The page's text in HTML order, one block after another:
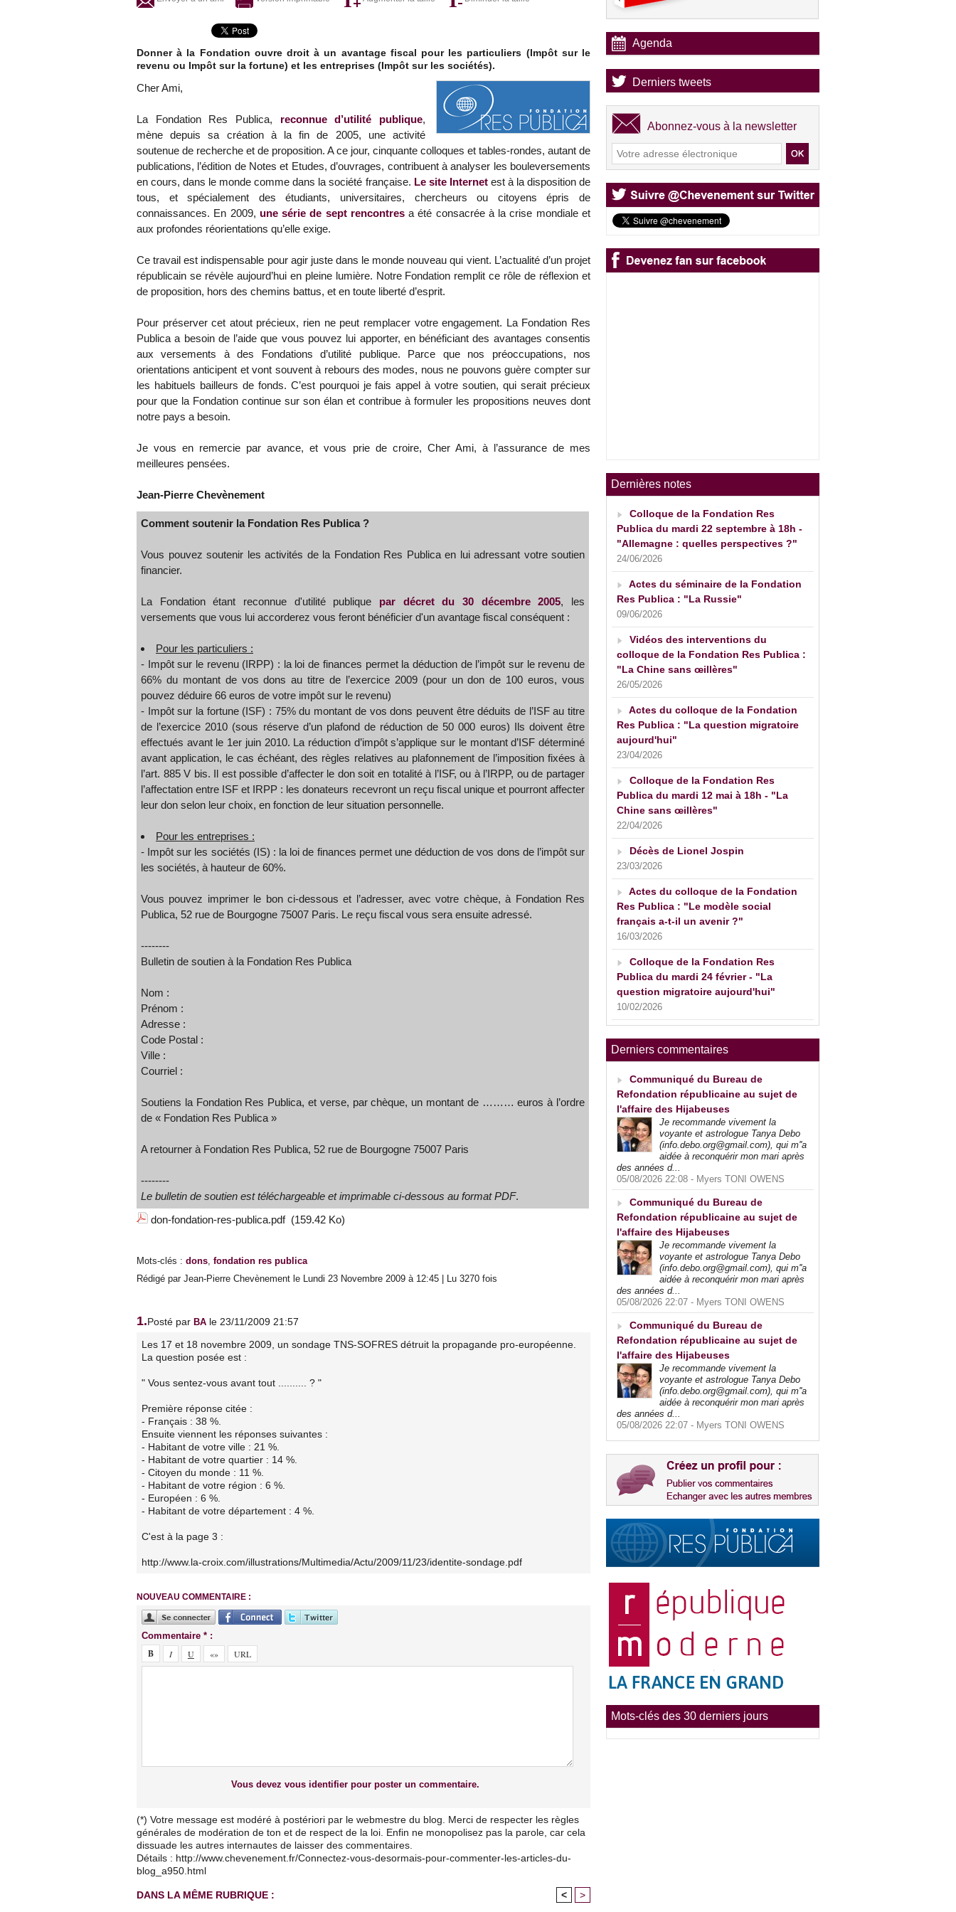
Donner à la Fondation ouvre droit à un avantage fiscal pour les particuliers (Impôt sur le
revenu ou Impôt sur la fortune) et les entreprises (Impôt sur les sociétés).
Cher Ami,
La Fondation Res Publica, reconnue d’utilité publique,
mène depuis sa création à la fin de 2005, une activité
soutenue de recherche et de proposition. A ce jour, cinquante colloques et tables-rondes, autant de
publications, l’édition de Notes et Etudes, d’ouvrages, contribuent à analyser les bouleversements
en cours, dans le monde comme dans la société française. Le site Internetest à la disposition de
tous, et spécialement des étudiants, universitaires, chercheurs ou citoyens épris de
connaissances. En 2009, une série de sept rencontresa été consacrée à la crise mondiale et
aux profondes réorientations qu’elle exige.
Ce travail est indispensable pour agir juste dans le monde nouveau qui vient. L’actualité d’un projet
républicain se révèle aujourd’hui en pleine lumière. Notre Fondation remplit ce rôle de réflexion et
de proposition, hors des chemins battus, et en toute liberté d’esprit.
Pour préserver cet atout précieux, rien ne peut remplacer votre engagement. La Fondation Res
Publica a besoin de l’aide que vous pouvez lui apporter, en bénéficiant des avantages consentis
aux versements à des Fondations d’utilité publique. Parce que nos préoccupations, nos
orientations anticipent et vont souvent à rebours des modes, nous ne pouvons guère compter sur
les habituels bailleurs de fonds. C’est pourquoi je fais appel à votre soutien, qui serait précieux
pour que la Fondation continue sur son élan et contribue à formuler les propositions neuves dont
notre pays a besoin.
Je vous en remercie par avance, et vous prie de croire, Cher Ami, à l’assurance de mes
meilleures pensées.
Jean-Pierre Chevènement
Comment soutenir la Fondation Res Publica ?
Vous pouvez soutenir les activités de la Fondation Res Publica en lui adressant votre soutien
financier.
La Fondation étant reconnue d'utilité publique par décret du 30 décembre 2005, les
versements que vous lui accorderez vous feront bénéficier d'un avantage fiscal conséquent :
Pour les particuliers :
- Impôt sur le revenu (IRPP) : la loi de finances permet la déduction de l’impôt sur le revenu de
66% du montant de vos dons au titre de l’exercice 2009 (pour un don de 100 euros, vous
pouvez déduire 66 euros de votre impôt sur le revenu)
- Impôt sur la fortune (ISF) : 75% du montant de vos dons peuvent être déduits de l’ISF au titre
de l’exercice 2010 (sous réserve d’un plafond de réduction de 50 000 euros) Ils doivent être
effectués avant le 1er juin 2010. La réduction d’impôt s’applique sur le montant d’ISF déterminé
avant application, le cas échéant, des règles relatives au plafonnement de l’imposition fixées à
l’art. 885 V bis. Il est possible d’affecter le don soit en totalité à l’ISF, ou à l’IRPP, ou de partager
l’affectation entre ISF et IRPP : les donateurs recevront un reçu fiscal unique et pourront affecter
leur don selon leur choix, en fonction de leur situation personnelle.
Pour les entreprises :
- Impôt sur les sociétés (IS) : la loi de finances permet une déduction de vos dons de l’impôt sur
les sociétés, à hauteur de 60%.
Vous pouvez imprimer le bon ci-dessous et l’adresser, avec votre chèque, à Fondation Res
Publica, 52 rue de Bourgogne 75007 Paris. Le reçu fiscal vous sera ensuite adressé.
--------
Bulletin de soutien à la Fondation Res Publica
Nom :
Prénom :
Adresse :
Code Postal :
Ville :
Courriel :
Soutiens la Fondation Res Publica, et verse, par chèque, un montant de ……… euros à l’ordre
de « Fondation Res Publica »
A retourner à Fondation Res Publica, 52 rue de Bourgogne 75007 Paris
--------
Le bulletin de soutien est téléchargeable et imprimable ci-dessous au format PDF.
don-fondation-res-publica.pdf (159.42 Ko)
Mots-clés : dons, fondation res publica
Rédigé par Jean-Pierre Chevènement le Lundi 23 Novembre 2009 à 12:45 | Lu 3270 fois
1.Posté par BA le 23/11/2009 21:57
Les 17 et 18 novembre 2009, un sondage TNS-SOFRES détruit la propagande pro-européenne.
La question posée est :
" Vous sentez-vous avant tout .......... ? "
Première réponse citée :
- Français : 38 %.
Ensuite viennent les réponses suivantes :
- Habitant de votre ville : 21 %.
- Habitant de votre quartier : 14 %.
- Citoyen du monde : 11 %.
- Habitant de votre région : 6 %.
- Européen : 6 %.
- Habitant de votre département : 4 %.
C'est à la page 3 :
http://www.la-croix.com/illustrations/Multimedia/Actu/2009/11/23/identite-sondage.pdf
NOUVEAU COMMENTAIRE :
Commentaire * :
Vous devez vous identifier pour poster un commentaire.
(*) Votre message est modéré à postériori par le webmestre du blog. Merci de respecter les règles
générales de modération de ton et de respect de la loi. Enfin ne monopolisez pas la parole, car cela
dissuade les autres internautes de laisser des commentaires.
Détails : http://www.chevenement.fr/Connectez-vous-desormais-pour-commenter-les-articles-du-
blog_a950.html
DANS LA MÊME RUBRIQUE : < >
Agenda
Derniers tweets
Abonnez-vous à la newsletter
Dernières notes
Colloque de la Fondation Res
Publica du mardi 22 septembre à 18h -
"Allemagne : quelles perspectives ?"
24/06/2026
Actes du séminaire de la Fondation
Res Publica : "La Russie"
09/06/2026
Vidéos des interventions du
colloque de la Fondation Res Publica :
"La Chine sans œillères"
26/05/2026
Actes du colloque de la Fondation
Res Publica : "La question migratoire
aujourd'hui"
23/04/2026
Colloque de la Fondation Res
Publica du mardi 12 mai à 18h - "La
Chine sans œillères"
22/04/2026
Décès de Lionel Jospin
23/03/2026
Actes du colloque de la Fondation
Res Publica : "Le modèle social
français a-t-il un avenir ?"
16/03/2026
Colloque de la Fondation Res
Publica du mardi 24 février - "La
question migratoire aujourd'hui"
10/02/2026
Derniers commentaires
Communiqué du Bureau de
Refondation républicaine au sujet de
l'affaire des Hijabeuses
Je recommande vivement la
voyante et astrologue Tanya Debo
(info.debo.org@gmail.com), qui m''a
aidée à reconquérir mon mari après
des années d...
05/08/2026 22:08 - Myers TONI OWENS
Communiqué du Bureau de
Refondation républicaine au sujet de
l'affaire des Hijabeuses
Je recommande vivement la
voyante et astrologue Tanya Debo
(info.debo.org@gmail.com), qui m''a
aidée à reconquérir mon mari après
des années d...
05/08/2026 22:07 - Myers TONI OWENS
Communiqué du Bureau de
Refondation républicaine au sujet de
l'affaire des Hijabeuses
Je recommande vivement la
voyante et astrologue Tanya Debo
(info.debo.org@gmail.com), qui m''a
aidée à reconquérir mon mari après
des années d...
05/08/2026 22:07 - Myers TONI OWENS
Mots-clés des 30 derniers jours